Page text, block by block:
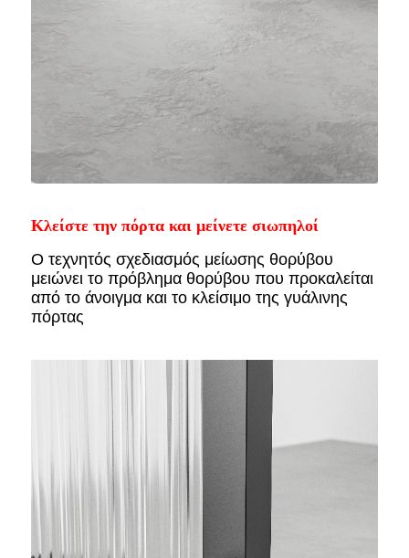
Κλείστε την πόρτα και μείνετε σιωπηλοί
Ο τεχνητός σχεδιασμός μείωσης θορύβου
μειώνει το πρόβλημα θορύβου που προκαλείται
από το άνοιγμα και το κλείσιμο της γυάλινης
πόρτας